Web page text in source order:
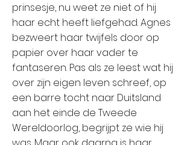
prinsesje, nu weet ze niet of hij
haar echt heeft liefgehad. Agnes
bezweert haar twijfels door op
papier over haar vader te
fantaseren. Pas als ze leest wat hij
over zijn eigen leven schreef, op
een barre tocht naar Duitsland
aan het einde de Tweede
Wereldoorlog, begrijpt ze wie hij